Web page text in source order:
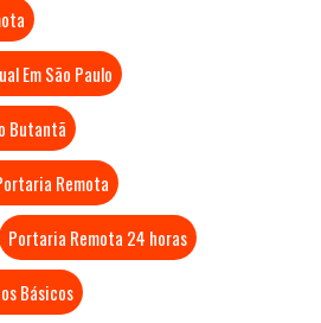
Em São Paulo
Butantã
Remota
Portaria Remota 24 horas
Básicos